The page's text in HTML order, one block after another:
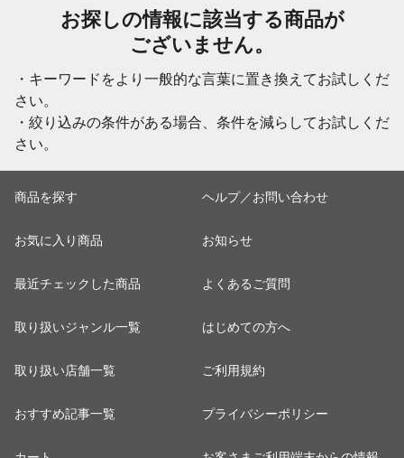
お探しの情報に該当する商品が
ございません。
・キーワードをより一般的な言葉に置き換えてお試しくだ
さい。
・絞り込みの条件がある場合、条件を減らしてお試しくだ
さい。
商品を探す
お気に入り商品
最近チェックした商品
取り扱いジャンル一覧
取り扱い店舗一覧
おすすめ記事一覧
ヘルプ／お問い合わせ
お知らせ
よくあるご質問
はじめての方へ
ご利用規約
プライバシーポリシー